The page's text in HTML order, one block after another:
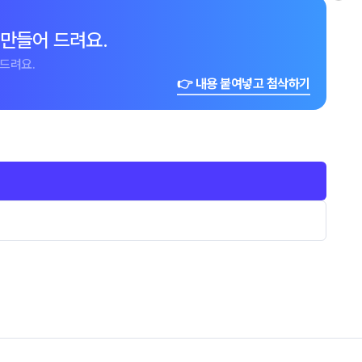
들어 드려요.
려요.
👉 내용 붙여넣고 첨삭하기